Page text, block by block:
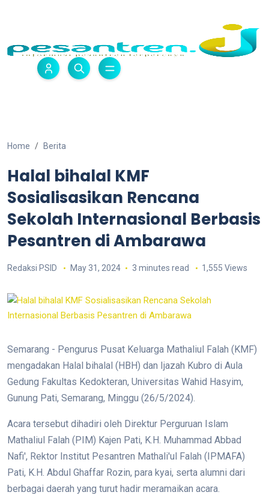
Home Berita
Halal bihalal KMF
Sosialisasikan Rencana
Sekolah Internasional Berbasis
Pesantren di Ambarawa
Redaksi PSID May 31, 2024 3 minutes read 1,555 Views
Semarang - Pengurus Pusat Keluarga Mathaliul Falah (KMF)
mengadakan Halal bihalal (HBH) dan Ijazah Kubro di Aula
Gedung Fakultas Kedokteran, Universitas Wahid Hasyim,
Gunung Pati, Semarang, Minggu (26/5/2024).
Acara tersebut dihadiri oleh Direktur Perguruan Islam
Mathaliul Falah (PIM) Kajen Pati, K.H. Muhammad Abbad
Nafi', Rektor Institut Pesantren Mathali'ul Falah (IPMAFA)
Pati, K.H. Abdul Ghaffar Rozin, para kyai, serta alumni dari
berbagai daerah yang turut hadir meramaikan acara.